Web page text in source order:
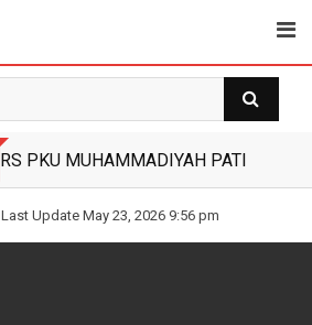
RS PKU MUHAMMADIYAH PATI
Last Update May 23, 2026 9:56 pm